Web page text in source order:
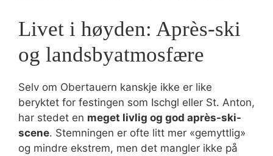
Livet i høyden: Après-ski
og landsbyatmosfære
Selv om Obertauern kanskje ikke er like
beryktet for festingen som Ischgl eller St. Anton,
har stedet en meget livlig og god après-ski-
scene. Stemningen er ofte litt mer «gemyttlig»
og mindre ekstrem, men det mangler ikke på